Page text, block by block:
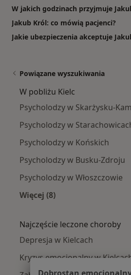
W jakich godzinach przyjmuje
Jakub Król: co mówią pacjenci?
Jakie ubezpieczenia akceptuje
Powiązane wyszukiwania
W pobliżu Kielc
Psycholodzy w Skarżysku-
Psycholodzy w
Psycholodzy w Końskich
Psycholodzy w Busku-Zdroju
Psycholodzy w Włoszczowie
Więcej (8)
Najczęście leczone choroby
Depresja w Kielcach
Kryzys emocjonalny w